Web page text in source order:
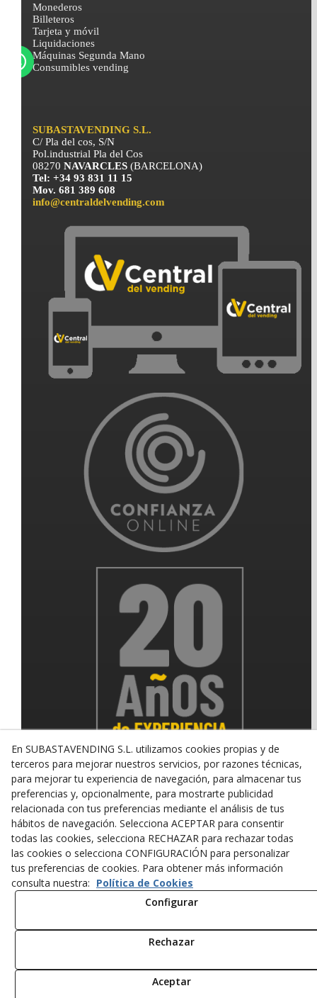
Monederos
Billeteros
Tarjeta y móvil
Liquidaciones
Máquinas Segunda Mano
Consumibles vending
SUBASTAVENDING S.L.
C/ Pla del cos, S/N
Pol.industrial Pla del Cos
08270NAVARCLES(BARCELONA)
Tel: +34 93 831 11 15
Mov. 681 389 608
info@centraldelvending.com
© 08/2026 SUBASTAVENDING SL - Todos los derechos
reservados.
Política de Privacidad Aviso Legal Política de Cookies
En SUBASTAVENDING S.L. utilizamos cookies propias y de
terceros para mejorar nuestros servicios, por razones técnicas,
para mejorar tu experiencia de navegación, para almacenar tus
preferencias y, opcionalmente, para mostrarte publicidad
relacionada con tus preferencias mediante el análisis de tus
hábitos de navegación. Selecciona ACEPTAR para consentir
todas las cookies, selecciona RECHAZAR para rechazar todas
las cookies o selecciona CONFIGURACIÓN para personalizar
tus preferencias de cookies. Para obtener más información
consulta nuestra: Política de Cookies
Configurar
Rechazar
Aceptar